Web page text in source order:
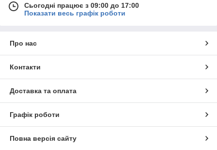
Сьогодні працює з 09:00 до 17:00
Показати весь графік роботи
Про нас
Контакти
Доставка та оплата
Графік роботи
Повна версія сайту